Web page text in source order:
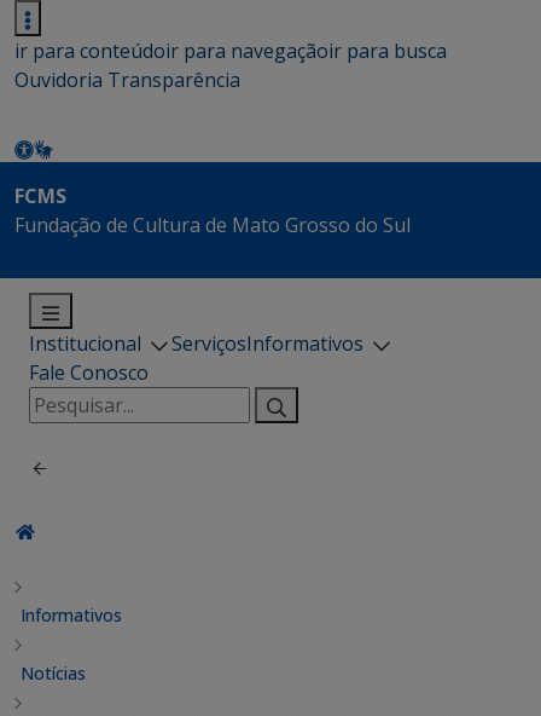
ir para conteúdoir para navegaçãoir para busca
Ouvidoria Transparência
FCMS
Fundação de Cultura de Mato Grosso do Sul
Institucional ServiçosInformativos
Fale Conosco
Pesquisar
por:
Informativos
Notícias